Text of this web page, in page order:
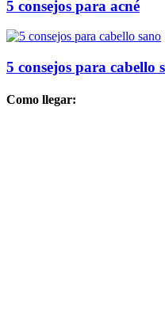
5 consejos para acné
5 consejos para cabello
Como llegar: